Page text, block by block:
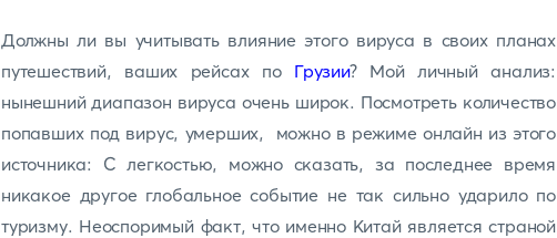
Должны ли вы учитывать влияние этого вируса в своих планах
путешествий, ваших рейсах по Грузии? Мой личный анализ:
нынешний диапазон вируса очень широк. Посмотреть количество
попавших под вирус, умерших, можно в режиме онлайн из этого
источника: С легкостью, можно сказать, за последнее время
никакое другое глобальное событие не так сильно ударило по
туризму. Неоспоримый факт, что именно Китай является страной